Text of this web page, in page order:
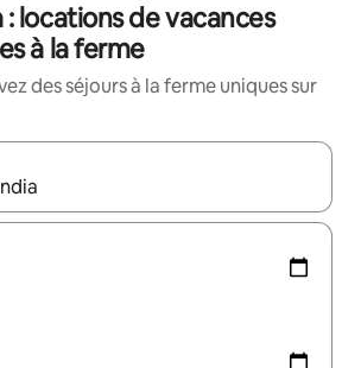
locations de vacances
à la ferme
des séjours à la ferme uniques sur
s'affichent, utilisez les flèches vers le